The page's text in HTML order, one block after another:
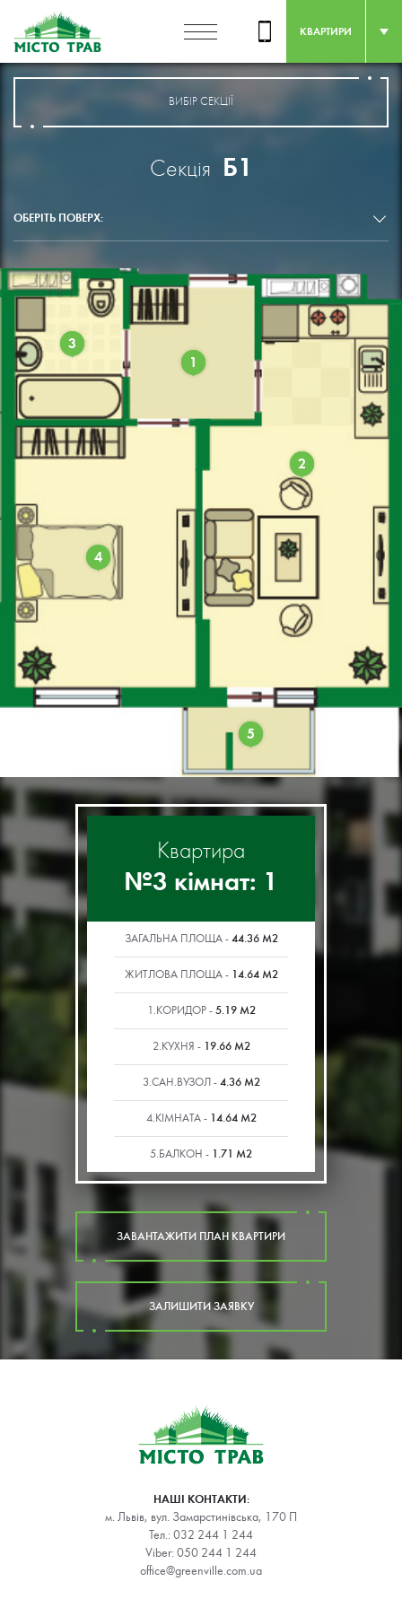
КВАРТИРИ
ВИБІР СЕКЦІЇ
Секція Б1
ОБЕРІТЬ ПОВЕРХ:
1
2
3
4
5
Квартира
№3 кімнат: 1
ЗАГАЛЬНА ПЛОЩА - 44.36 М2
ЖИТЛОВА ПЛОЩА - 14.64 М2
1.КОРИДОР - 5.19 М2
2.КУХНЯ - 19.66 М2
3.САН.ВУЗОЛ - 4.36 М2
4.КІМНАТА - 14.64 М2
5.БАЛКОН - 1.71 М2
ЗАВАНТАЖИТИ ПЛАН КВАРТИРИ
ЗАЛИШИТИ ЗАЯВКУ
НАШІ КОНТАКТИ:
м. Львів, вул. Замарстинівська, 170 П
Тел.: 032 244 1 244
Viber: 050 244 1 244
office@greenville.com.ua